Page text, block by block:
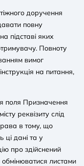
доручення
повну
підставі яких
Повноту
вимог
на питання,
поля Призначення
реквізиту слід
в тому, що
ці дані та у
про здійснений
листами